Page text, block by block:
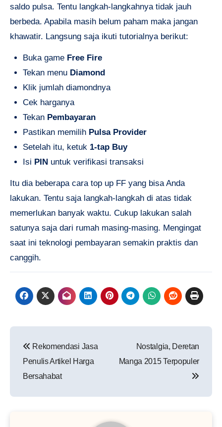
saldo pulsa. Tentu langkah-langkahnya tidak jauh
berbeda. Apabila masih belum paham maka jangan
khawatir. Langsung saja ikuti tutorialnya berikut:
Buka game Free Fire
Tekan menu Diamond
Klik jumlah diamondnya
Cek harganya
Tekan Pembayaran
Pastikan memilih Pulsa Provider
Setelah itu, ketuk 1-tap Buy
Isi PIN untuk verifikasi transaksi
Itu dia beberapa cara top up FF yang bisa Anda
lakukan. Tentu saja langkah-langkah di atas tidak
memerlukan banyak waktu. Cukup lakukan salah
satunya saja dari rumah masing-masing. Mengingat
saat ini teknologi pembayaran semakin praktis dan
canggih.
navigation
Rekomendasi Jasa
Penulis Artikel Harga
Bersahabat
Nostalgia, Deretan
Manga 2015 Terpopuler